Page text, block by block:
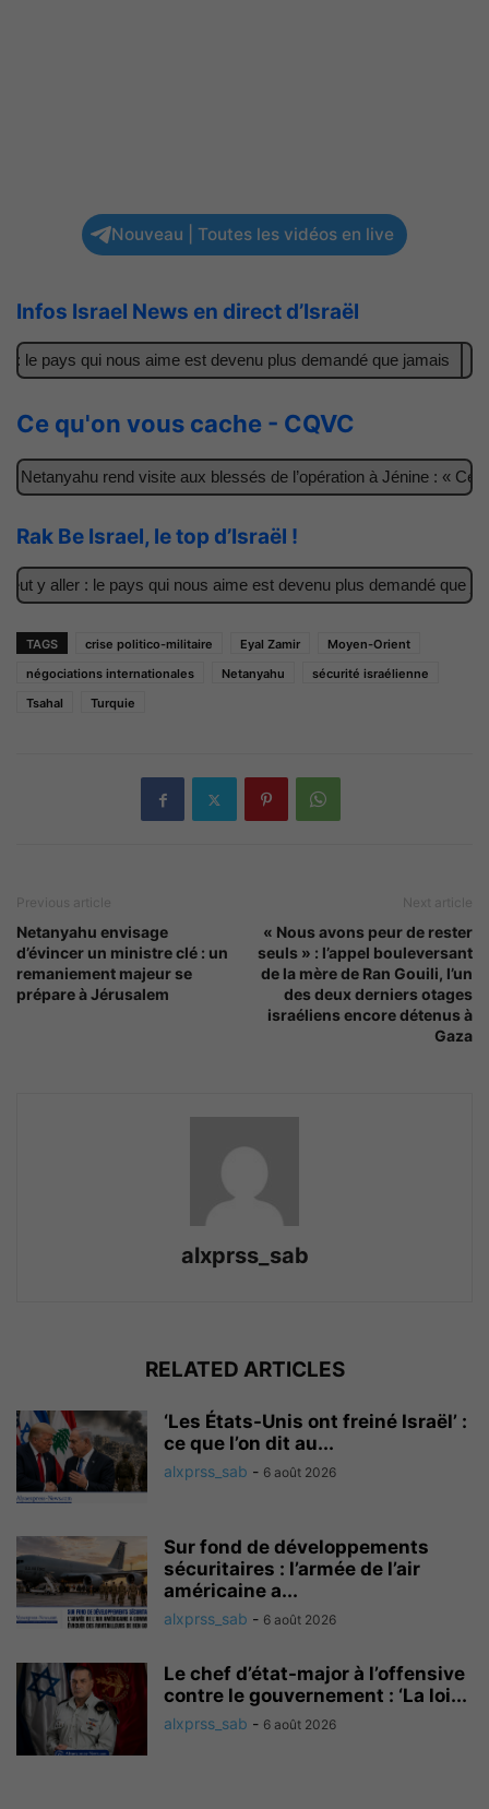
Nouveau | Toutes les vidéos en live
Infos Israel News en direct d’Israël
pays qui nous aime est devenu plus demandé que jamais
Ce qu'on vous cache - CQVC
rend visite aux blessés de l’opération à Jénine : « Ces
Rak Be Israel, le top d’Israël !
y aller : le pays qui nous aime est devenu plus demandé que jamais
TAGS crise politico-militaire Eyal Zamir
Moyen-Orient
négociations internationales
Netanyahu
sécurité israélienne
Tsahal
Turquie
Previous article
Netanyahu envisage
d’évincer un ministre clé : un
remaniement majeur se
prépare à Jérusalem
Next article
« Nous avons peur de rester
seuls » : l’appel bouleversant
de la mère de Ran Gouili, l’un
des deux derniers otages
israéliens encore détenus à
Gaza
alxprss_sab
RELATED ARTICLES
‘Les États-Unis ont freiné Israël’ :
ce que l’on dit au...
alxprss_sab - 6 août 2026
Sur fond de développements
sécuritaires : l’armée de l’air
américaine a...
alxprss_sab - 6 août 2026
Le chef d’état-major à l’offensive
contre le gouvernement : ‘La loi...
alxprss_sab - 6 août 2026